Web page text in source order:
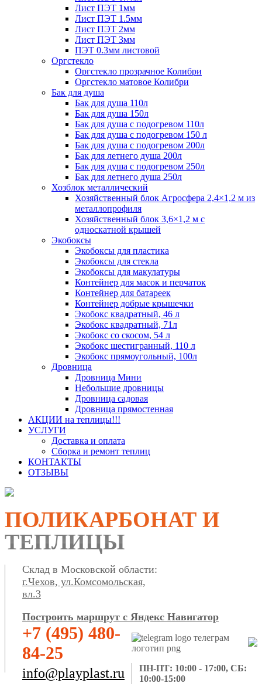
Лист ПЭТ 1мм
Лист ПЭТ 1.5мм
Лист ПЭТ 2мм
Лист ПЭТ 3мм
ПЭТ 0.3мм листовой
Оргстекло
Оргстекло прозрачное Колибри
Оргстекло матовое Колибри
Бак для душа
Бак для душа 110л
Бак для душа 150л
Бак для душа с подогревом 110л
Бак для душа с подогревом 150 л
Бак для душа с подогревом 200л
Бак для летнего душа 200л
Бак для душа с подогревом 250л
Бак для летнего душа 250л
Хозблок металлический
Хозяйственный блок Агросфера 2,4×1,2 м из
металлопрофиля
Хозяйственный блок 3,6×1,2 м с
односкатной крышей
Экобоксы
Экобоксы для пластика
Экобоксы для стекла
Экобоксы для макулатуры
Контейнер для масок и перчаток
Контейнер для батареек
Контейнер добрые крышечки
Экобокс квадратный, 46 л
Экобокс квадратный, 71л
Экобокс со скосом, 54 л
Экобокс шестигранный, 110 л
Экобокс прямоугольный, 100л
Дровница
Дровница Мини
Небольшие дровницы
Дровница садовая
Дровница прямостенная
АКЦИИ на теплицы!!!
УСЛУГИ
Доставка и оплата
Сборка и ремонт теплиц
КОНТАКТЫ
ОТЗЫВЫ
ПОЛИКАРБОНАТ И
ТЕПЛИЦЫ
Склад в Московской области:
г.Чехов, ул.Комсомольская,
вл.3
Построить маршрут с Яндекс Навигатор
+7 (495) 480-
84-25
info@playplast.ru
ПН-ПТ: 10:00 - 17:00, СБ:
10:00-15:00